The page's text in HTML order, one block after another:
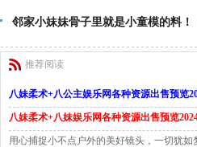
邻家小妹妹骨子里就是小童模的料！
推荐阅读
八妹柔术+八公主娱乐网各种资源出售预览
八妹柔术+八妹娱乐网各种资源出售预览
用心捕捉小不点户外的美好镜头，一切犹如